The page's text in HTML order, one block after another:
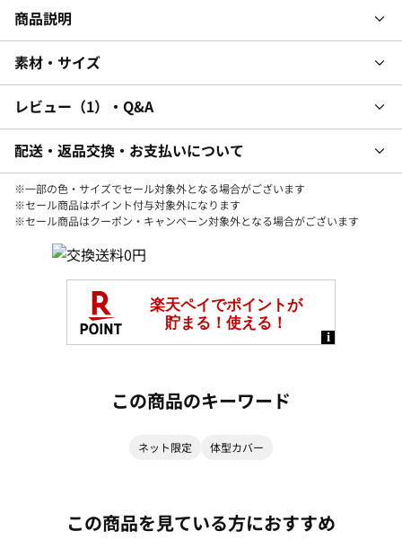
商品説明
素材・サイズ
レビュー 1 ・Q&A
配送・返品交換・お支払いについて
※一部の色・サイズでセール対象外となる場合がございます
※セール商品はポイント付与対象外になります
※セール商品はクーポン・キャンペーン対象外となる場合がございます
この商品のキーワード
ネット限定 体型カバー
この商品を見ている方におすすめ